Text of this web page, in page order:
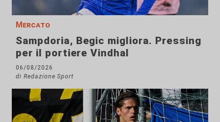
Mercato
Sampdoria, Begic migliora. Pressing
per il portiere Vindhal
06/08/2026
di Redazione Sport